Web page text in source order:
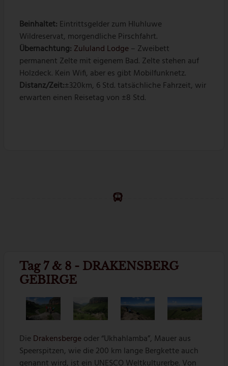
Beinhaltet: Eintrittsgelder zum Hluhluwe
Wildreservat, morgendliche Pirschfahrt.
Übernachtung: Zululand Lodge– Zweibett
permanent Zelte mit eigenem Bad. Zelte stehen auf
Holzdeck. Kein Wifi, aber es gibt Mobilfunknetz.
Distanz/Zeit:±320km, 6 Std. tatsächliche Fahrzeit, wir
erwarten einen Reisetag von ±8 Std.
Tag 7 & 8 - DRAKENSBERG
GEBIRGE
Die Drakensbergeoder “Ukhahlamba”, Mauer aus
Speerspitzen, wie die 200 km lange Bergkette auch